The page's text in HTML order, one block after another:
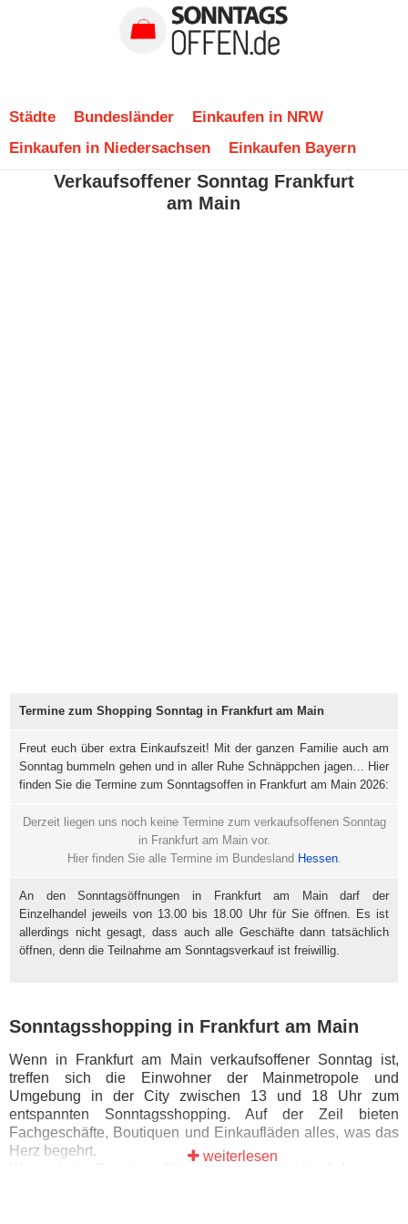
Städte Bundesländer
Einkaufen in NRW
Einkaufen in Niedersachsen
Einkaufen Bayern
Verkaufsoffener Sonntag Frankfurt
am Main
Termine zum Shopping Sonntag in Frankfurt am Main
Freut euch über extra Einkaufszeit! Mit der ganzen Familie auch am
Sonntag bummeln gehen und in aller Ruhe Schnäppchen jagen… Hier
finden Sie die Termine zum Sonntagsoffen in Frankfurt am Main 2026:
Derzeit liegen uns noch keine Termine zum verkaufsoffenen Sonntag
in Frankfurt am Main vor.
Hier finden Sie alle Termine im Bundesland Hessen.
An den Sonntagsöffnungen in Frankfurt am Main darf der
Einzelhandel jeweils von 13.00 bis 18.00 Uhr für Sie öffnen. Es ist
allerdings nicht gesagt, dass auch alle Geschäfte dann tatsächlich
öffnen, denn die Teilnahme am Sonntagsverkauf ist freiwillig.
Sonntagsshopping in Frankfurt am Main
Wenn in Frankfurt am Main verkaufsoffener Sonntag ist,
treffen sich die Einwohner der Mainmetropole und
Umgebung in der City zwischen 13 und 18 Uhr zum
entspannten Sonntagsshopping. Auf der Zeil bieten
Fachgeschäfte, Boutiquen und Einkaufläden alles, was das
Herz begehrt.
weiterlesen